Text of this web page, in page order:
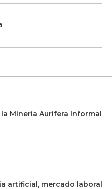
Minería Aurífera Informal
artificial, mercado laboral